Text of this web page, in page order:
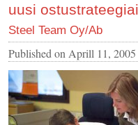
uusi
Steel Team Oy/Ab
Published on Aprill 11, 2005